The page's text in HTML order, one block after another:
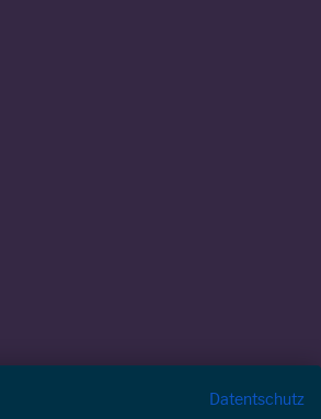
Datentschutz